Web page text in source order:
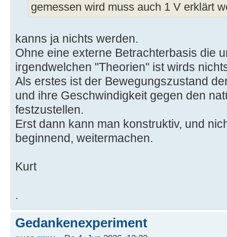
gemessen wird muss auch 1 V erklärt
kanns ja nichts werden.
Ohne eine externe Betrachterbasis die
irgendwelchen "Theorien" ist wirds
Als erstes ist der Bewegungszustand
und ihre Geschwindigkeit gegen den
festzustellen.
Erst dann kann man konstruktiv, und
beginnend, weitermachen.
Kurt
.
Gedankenexperiment